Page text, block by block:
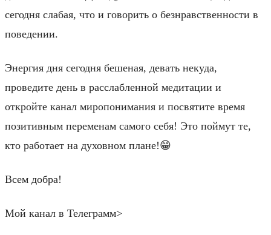
сегодня слабая, что и говорить о безнравственности в
поведении.
Энергия дня сегодня бешеная, девать некуда,
проведите день в расслабленной медитации и
откройте канал миропонимания и посвятите время
позитивным переменам самого себя! Это поймут те,
кто работает на духовном плане!😁
Всем добра!
Мой канал в Телеграмм>